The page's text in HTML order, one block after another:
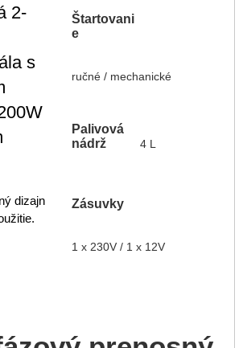
2-
s
dizajn
Štartovani
e
ručné / mechanické
Palivová
nádrž
4 L
Zásuvky
1 x 230V / 1 x 12V